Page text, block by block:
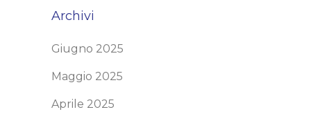
Archivi
Giugno 2025
Maggio 2025
Aprile 2025